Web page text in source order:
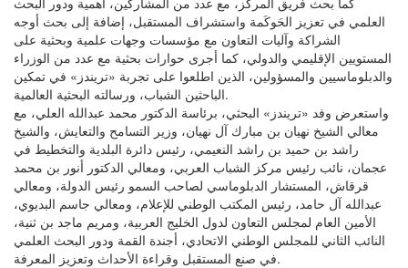
العلمي في تعزيز الحَوكَمة واستشراف المستقبل، إضافة إلى بحث أوجه
الشراكة وآليات التعاون مع مؤسسات وجهات علمية وبحثية على
المستويين الإقليمي والدولي، كما أجرى حوارات بحثية مع عدد من الوزراء
والدبلوماسيين والمسؤولين، الذين اطلعوا على تجربة «تريندز» في تمكين
الباحثين الشباب، ورسالته البحثية العالمية.
واستعرض وفد «تريندز» البحثي، برئاسة الدكتور محمد عبدالله العلي، مع
معالي الشيخ نهيان بن مبارك آل نهيان، وزير التسامح والتعايش، والشيخ
راشد بن حميد بن راشد النعيمي، رئيس دائرة البلدية والتخطيط في
عجمان، نائب رئيس مركز الشباب العربي، ومعالي الدكتور أنور بن محمد
قرقاش، المستشار الدبلوماسي لصاحب السمو رئيس الدولة، ومعالي
عبدالله آل حامد، رئيس المكتب الوطني للإعلام، ومعالي جاسم البديوي،
الأمين العام لمجلس التعاون لدول الخليج العربية، ومريم ماجد بن ثنية،
النائب الثاني للمجلس الوطني الاتحادي، أجندة القمة ودور البحث العلمي
في صنع المستقبل وقراءة الأحداث وتعزيز المعرفة.